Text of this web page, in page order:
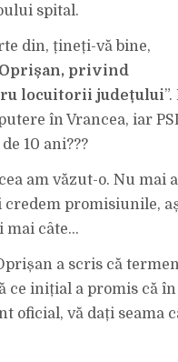
ANUNȚ
ZI
ÎNAINTEA
ALEGERILOR:
”ZILELE
URMĂTOARE
CJ
LANSA
INTERNAȚIONALĂ
DE
FEZABILITATE
AL
NOULUI
SPITAL
JUDEȚEAN”.
AI
BAROANE,
27
DE
ANI?
spital.
din, țineți-vă bine,
privind
locuitorii județului
în Vrancea, iar
10 ani???
am văzut-o. Nu mai
credem promisiunile,
mai câte…
a scris că
ce inițial a promis că în
oficial, vă dați seama